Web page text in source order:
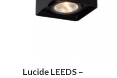
Lucide LEEDS –